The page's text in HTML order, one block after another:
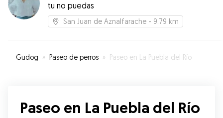
tu no puedas
San Juan de Aznalfarache - 9.79 km
Gudog » Paseo de perros » Paseo en La Puebla del Río
Paseo en La Puebla del Río